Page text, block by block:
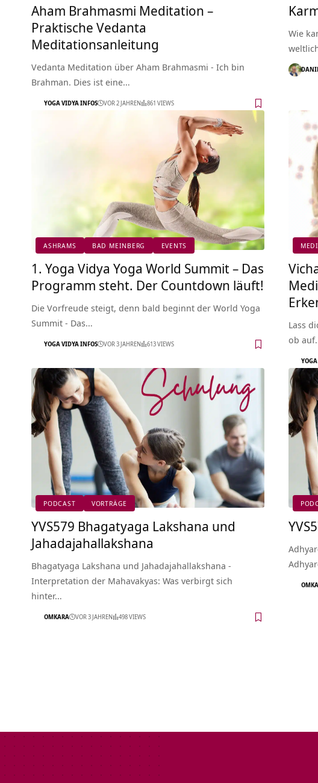
Aham Brahmasmi Meditation –
Praktische Vedanta
Meditationsanleitung
Vedanta Meditation über Aham Brahmasmi - Ich bin
Brahman. Dies ist eine…
YOGA VIDYA INFOS VOR 2 JAHREN 861 VIEWS
Wie
ASHRAMS BAD MEINBERG EVENTS
1. Yoga Vidya Yoga World Summit – Das
Programm steht. Der Countdown läuft!
Die Vorfreude steigt, denn bald beginnt der World Yoga
Summit - Das…
YOGA VIDYA INFOS VOR 3 JAHREN 613 VIEWS
Lass
ob
PODCAST VORTRÄGE
YVS579 Bhagatyaga Lakshana und
Jahadajahallakshana
Bhagatyaga Lakshana und Jahadajahallakshana -
Interpretation der Mahavakyas: Was verbirgt sich
hinter…
OMKARA VOR 3 JAHREN 498 VIEWS